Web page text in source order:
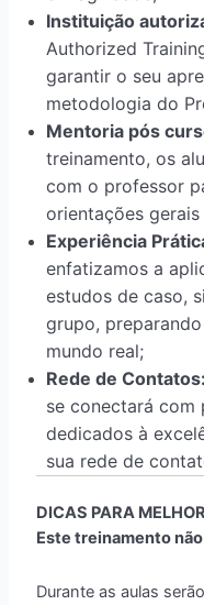
Instituição
Authorized
garantir o seu
metodologia do
Mentoria pós
treinamento, os
com o professor
orientações
Experiência
enfatizamos a
estudos de caso,
grupo,
mundo real;
Rede de Contatos:
se conectará com
dedicados à
sua rede de
DICAS PARA
Este treinamento
Durante as aulas